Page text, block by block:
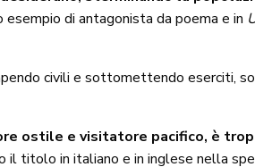
di antagonista da poema e in
civili e sottomettendo eserciti,
ostile e visitatore pacifico, è
titolo in italiano e in inglese nella